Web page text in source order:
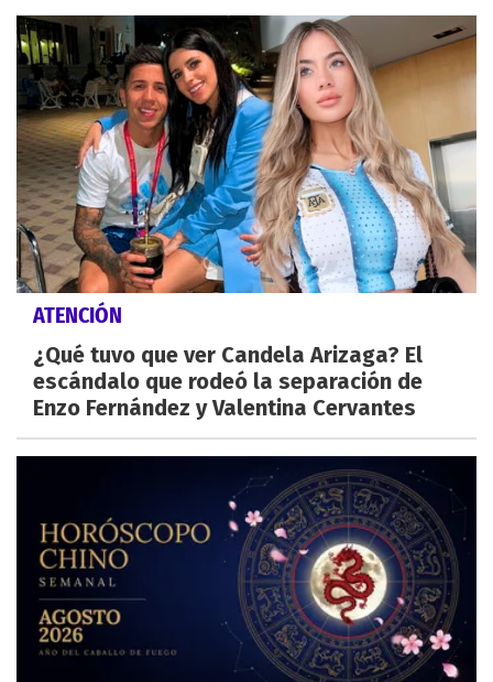
ATENCIÓN
¿Qué tuvo que ver Candela Arizaga? El
escándalo que rodeó la separación de
Enzo Fernández y Valentina Cervantes